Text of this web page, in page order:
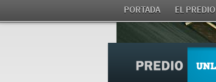
PORTADA EL PREDIO